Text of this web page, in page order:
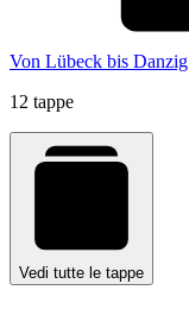
Von Lübeck bis Danzig
12 tappe
Vedi tutte le tappe